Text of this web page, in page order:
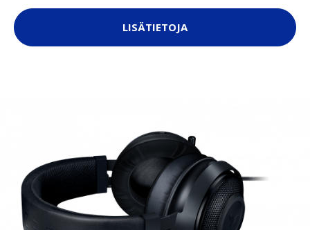
LISÄTIETOJA